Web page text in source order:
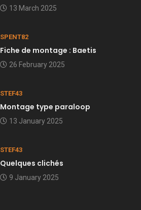
13 March 2025
SPENT82
Fiche de montage : Baetis
26 February 2025
STEF43
Montage type paraloop
13 January 2025
STEF43
Quelques clichés
9 January 2025